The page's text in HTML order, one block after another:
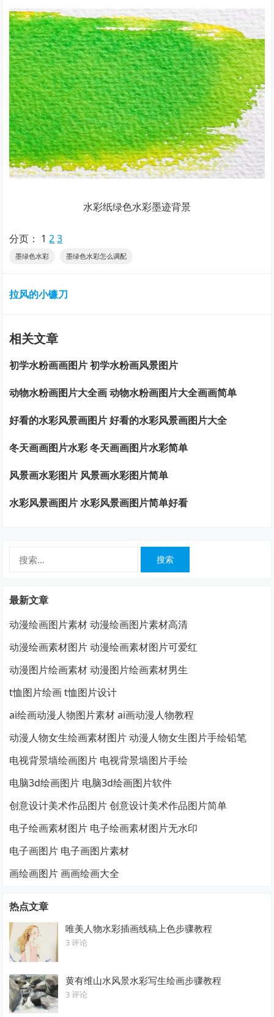
水彩纸绿色水彩墨迹背景
分页： 1 2 3
墨绿色水彩 墨绿色水彩怎么调配
拉风的小镰刀
相关文章
初学水粉画画图片 初学水粉画风景图片
动物水粉画图片大全画 动物水粉画图片大全画画简单
好看的水彩风景画图片 好看的水彩风景画图片大全
冬天画画图片水彩 冬天画画图片水彩简单
风景画水彩图片 风景画水彩图片简单
水彩风景画图片 水彩风景画图片简单好看
最新文章
动漫绘画图片素材 动漫绘画图片素材高清
动漫绘画素材图片 动漫绘画素材图片可爱红
动漫图片绘画素材 动漫图片绘画素材男生
t恤图片绘画 t恤图片设计
ai绘画动漫人物图片素材 ai画动漫人物教程
动漫人物女生绘画素材图片 动漫人物女生图片手绘铅笔
电视背景墙绘画图片 电视背景墙图片手绘
电脑3d绘画图片 电脑3d绘画图片软件
创意设计美术作品图片 创意设计美术作品图片简单
电子绘画素材图片 电子绘画素材图片无水印
电子画图片 电子画图片素材
画绘画图片 画画绘画大全
热点文章
唯美人物水彩插画线稿上色步骤教程
3 评论
黄有维山水风景水彩写生绘画步骤教程
3 评论